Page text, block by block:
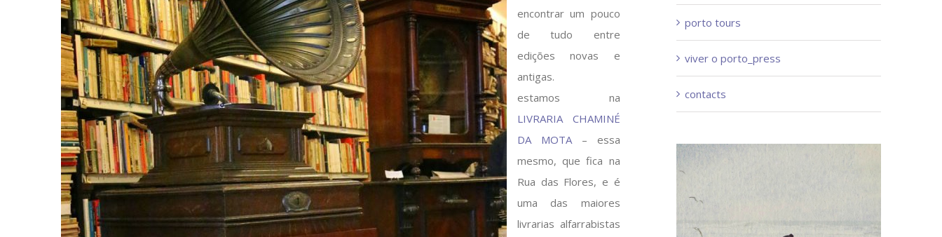
encontrar um pouco
de tudo entre
edições novas e
antigas.
estamos na
LIVRARIA CHAMINÉ
DA MOTA– essa
mesmo, que fica na
Rua das Flores, e é
uma das maiores
livrarias alfarrabistas
porto tours
viver o porto_press
contacts